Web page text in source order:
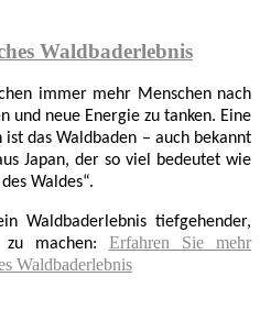
Waldbaderlebnis
immer mehr Menschen nach
und neue Energie zu tanken. Eine
das Waldbaden – auch bekannt
Japan, der so viel bedeutet wie
Waldes“.
Waldbaderlebnis tiefgehender,
zu machen:
Erfahren Sie mehr
Waldbaderlebnis